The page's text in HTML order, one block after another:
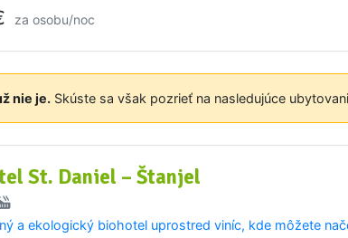
za osobu/noc
nie je. Skúste sa však pozrieť na nasledujúce
St. Daniel – Štanjel
a ekologický biohotel uprostred viníc, kde môžete